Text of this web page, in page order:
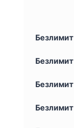
Безлимит
Безлимит
Безлимит
Безлимит